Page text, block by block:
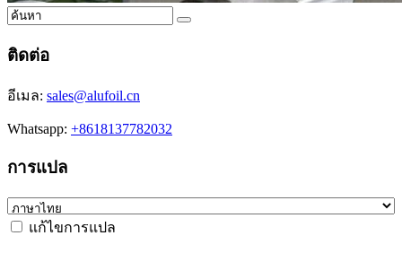
ติดต่อ
อีเมล: sales@alufoil.cn
Whatsapp: +8618137782032
การแปล
แก้ไขการแปล